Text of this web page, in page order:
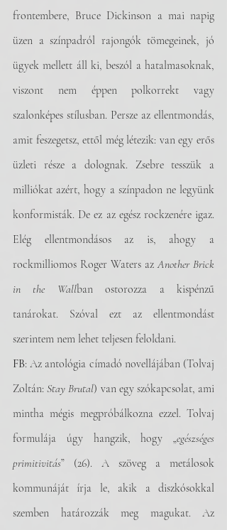
frontembere, Bruce Dickinson a mai napig
üzen a színpadról rajongók tömegeinek, jó
ügyek mellett áll ki, beszól a hatalmasoknak,
viszont nem éppen polkorrekt vagy
szalonképes stílusban. Persze az ellentmondás,
amit feszegetsz, ettől még létezik: van egy erős
üzleti része a dolognak. Zsebre tesszük a
milliókat azért, hogy a színpadon ne legyünk
konformisták. De ez az egész rockzenére igaz.
Elég ellentmondásos az is, ahogy a
rockmilliomos Roger Waters az Another Brick
in the Wallban ostorozza a kispénzű
tanárokat. Szóval ezt az ellentmondást
szerintem nem lehet teljesen feloldani.
FB: Az antológia címadó novellájában (Tolvaj
Zoltán: Stay Brutal) van egy szókapcsolat, ami
mintha mégis megpróbálkozna ezzel. Tolvaj
formulája úgy hangzik, hogy „egészséges
primitivitás” (26). A szöveg a metálosok
kommunáját írja le, akik a diszkósokkal
szemben határozzák meg magukat. Az